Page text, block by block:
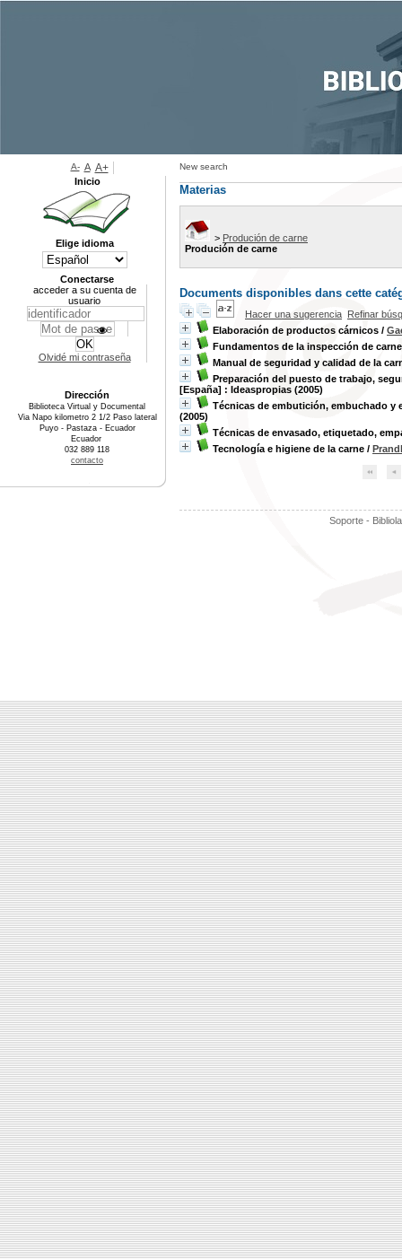
New search
Materias
> Produción de carne
Produción de carne
Documents disponibles dans cette
Hacer una sugerencia Refinar
Elaboración de productos cárnicos /
Fundamentos de la inspección de
Manual de seguridad y calidad de la
Preparación del puesto de trabajo,
[España] : Ideaspropias (2005)
Técnicas de embutición, embuchado y
(2005)
Técnicas de envasado, etiquetado,
Tecnología e higiene de la carne /
Soporte -
A- A A+
Inicio
Elige idioma
Conectarse
acceder a su cuenta de
usuario
Olvidé mi contraseña
Dirección
Biblioteca Virtual y Documental
Via Napo kilometro 2 1/2 Paso lateral
Puyo - Pastaza - Ecuador
Ecuador
032 889 118
contacto